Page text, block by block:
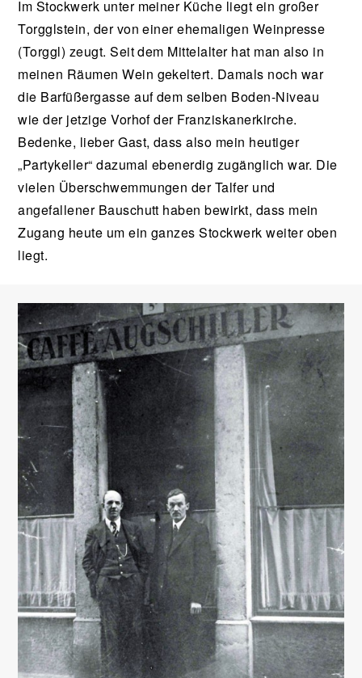
Im Stockwerk unter meiner Küche liegt ein großer
Torgglstein, der von einer ehemaligen Weinpresse
(Torggl) zeugt. Seit dem Mittelalter hat man also in
meinen Räumen Wein gekeltert. Damals noch war
die Barfüßergasse auf dem selben Boden-Niveau
wie der jetzige Vorhof der Franziskanerkirche.
Bedenke, lieber Gast, dass also mein heutiger
„Partykeller“ dazumal ebenerdig zugänglich war. Die
vielen Überschwemmungen der Talfer und
angefallener Bauschutt haben bewirkt, dass mein
Zugang heute um ein ganzes Stockwerk weiter oben
liegt.